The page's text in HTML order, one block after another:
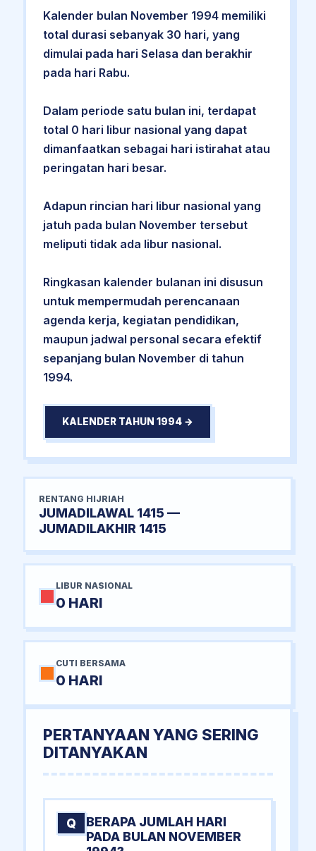
Kalender bulan November 1994 memiliki
total durasi sebanyak 30 hari, yang
dimulai pada hari Selasa dan berakhir
pada hari Rabu.
Dalam periode satu bulan ini, terdapat
total 0 hari libur nasional yang dapat
dimanfaatkan sebagai hari istirahat atau
peringatan hari besar.
Adapun rincian hari libur nasional yang
jatuh pada bulan November tersebut
meliputi tidak ada libur nasional.
Ringkasan kalender bulanan ini disusun
untuk mempermudah perencanaan
agenda kerja, kegiatan pendidikan,
maupun jadwal personal secara efektif
sepanjang bulan November di tahun
1994.
KALENDER TAHUN 1994 →
RENTANG HIJRIAH
JUMADILAWAL 1415 —
JUMADILAKHIR 1415
LIBUR NASIONAL
0 HARI
CUTI BERSAMA
0 HARI
PERTANYAAN YANG SERING
DITANYAKAN
Q
BERAPA JUMLAH HARI
PADA BULAN NOVEMBER